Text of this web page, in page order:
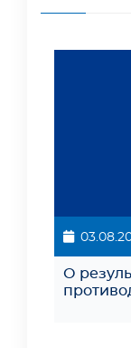
О